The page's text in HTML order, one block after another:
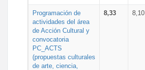
Programación de
actividades del área
de Acción Cultural y
convocatoria
PC_ACTS
(propuestas culturales
de arte, ciencia,
8,33 8,10